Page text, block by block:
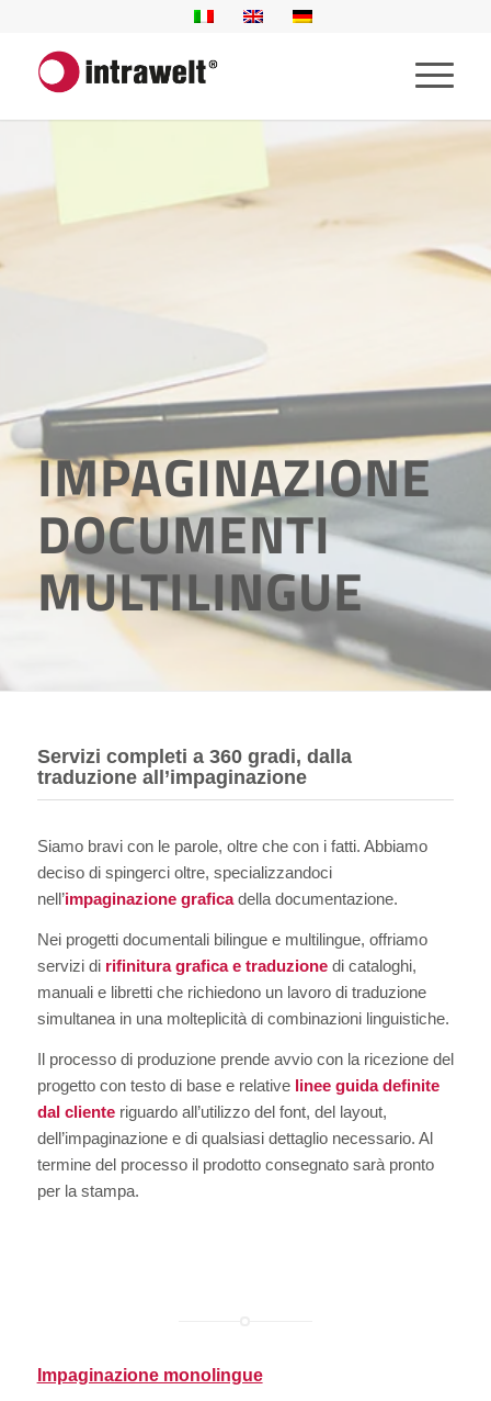
IMPAGINAZIONE
DOCUMENTI
MULTILINGUE
Servizi completi a 360 gradi, dalla
traduzione all’impaginazione
Siamo bravi con le parole, oltre che con i fatti. Abbiamo
deciso di spingerci oltre, specializzandoci
nell’impaginazione graficadella documentazione.
Nei progetti documentali bilingue e multilingue, offriamo
servizi dirifinitura grafica e traduzione di cataloghi,
manuali e libretti che richiedono un lavoro di traduzione
simultanea in una molteplicità di combinazioni linguistiche.
Il processo di produzione prende avvio con la ricezione del
progetto con testo di base e relative linee guida definite
dal clienteriguardo all’utilizzo del font, del layout,
dell’impaginazione e di qualsiasi dettaglio necessario. Al
termine del processo il prodotto consegnato sarà pronto
per la stampa.
Impaginazione monolingue